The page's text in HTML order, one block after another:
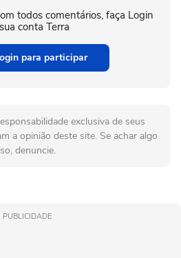
todos comentários, faça Login
conta Terra
para participar
exclusiva de seus
a opinião deste site. Se achar algo
denuncie.
PUBLICIDADE